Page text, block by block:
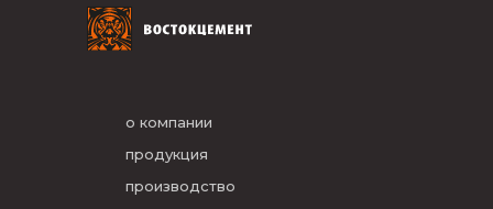
о компании
продукция
производство